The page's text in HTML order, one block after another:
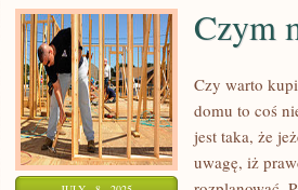
Czym
Czy warto
domu to coś
jest taka, że
uwagę, iż